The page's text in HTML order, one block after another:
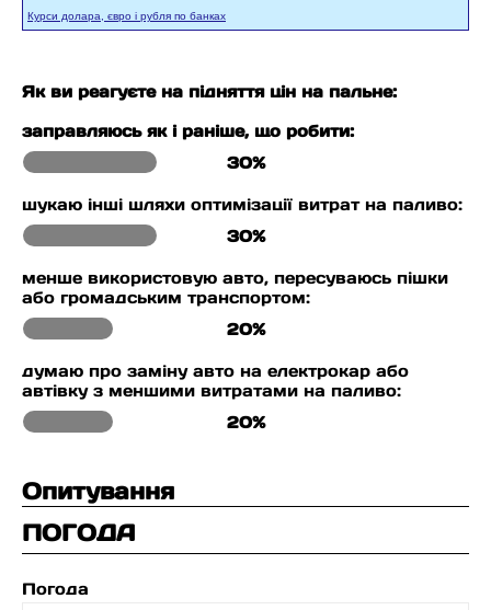
Курси долара, євро і рубля по банках
Як ви реагуєте на підняття цін на пальне:
заправляюсь як і раніше, що робити:
30%
шукаю інші шляхи оптимізації витрат на паливо:
30%
менше використовую авто, пересуваюсь пішки
або громадським транспортом:
20%
думаю про заміну авто на електрокар або
автівку з меншими витратами на паливо:
20%
Опитування
ПОГОДА
Погода